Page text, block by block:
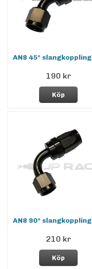
AN8 45° slangkoppling
190 kr
Köp
AN8 90° slangkoppling
210 kr
Köp